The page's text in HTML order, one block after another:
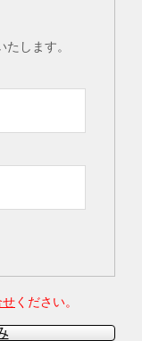
します。
せください。